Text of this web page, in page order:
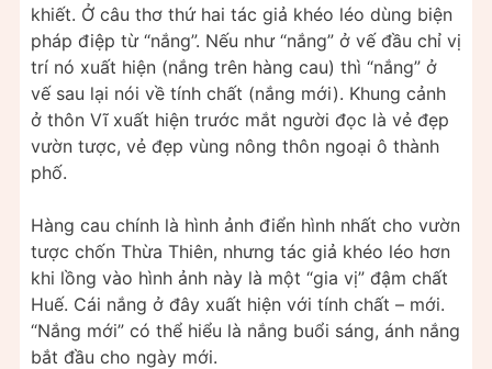
khiết. Ở câu thơ thứ hai tác giả khéo léo dùng biện
pháp điệp từ “nắng”. Nếu như “nắng” ở vế đầu chỉ vị
trí nó xuất hiện (nắng trên hàng cau) thì “nắng” ở
vế sau lại nói về tính chất (nắng mới). Khung cảnh
ở thôn Vĩ xuất hiện trước mắt người đọc là vẻ đẹp
vườn tược, vẻ đẹp vùng nông thôn ngoại ô thành
phố.
Hàng cau chính là hình ảnh điển hình nhất cho vườn
tược chốn Thừa Thiên, nhưng tác giả khéo léo hơn
khi lồng vào hình ảnh này là một “gia vị” đậm chất
Huế. Cái nắng ở đây xuất hiện với tính chất – mới.
“Nắng mới” có thể hiểu là nắng buổi sáng, ánh nắng
bắt đầu cho ngày mới.